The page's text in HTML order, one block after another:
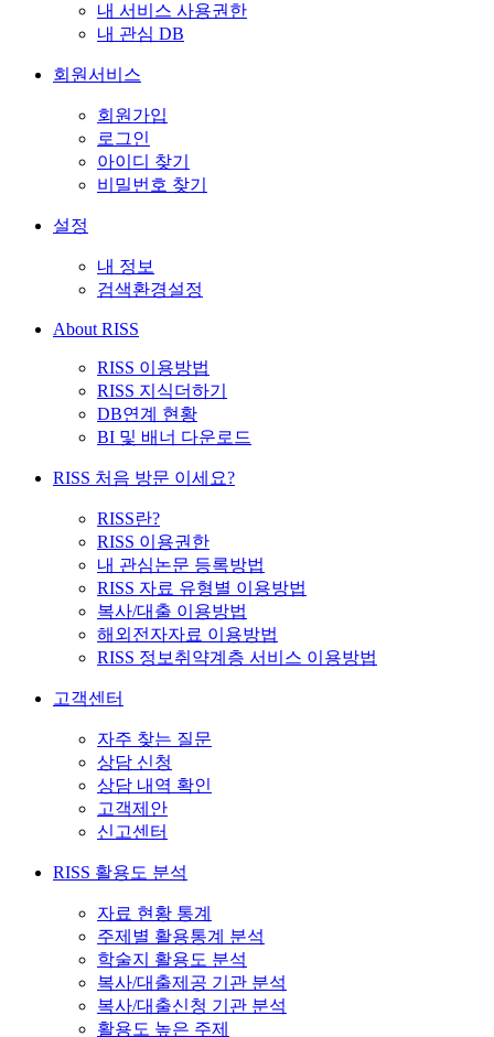
내 서비스 사용권한
내 관심 DB
회원서비스
회원가입
로그인
아이디 찾기
비밀번호 찾기
설정
내 정보
검색환경설정
About RISS
RISS 이용방법
RISS 지식더하기
DB연계 현황
BI 및 배너 다운로드
RISS 처음 방문 이세요?
RISS란?
RISS 이용권한
내 관심논문 등록방법
RISS 자료 유형별 이용방법
복사/대출 이용방법
해외전자자료 이용방법
RISS 정보취약계층 서비스 이용방법
고객센터
자주 찾는 질문
상담 신청
상담 내역 확인
고객제안
신고센터
RISS 활용도 분석
자료 현황 통계
주제별 활용통계 분석
학술지 활용도 분석
복사/대출제공 기관 분석
복사/대출신청 기관 분석
활용도 높은 주제